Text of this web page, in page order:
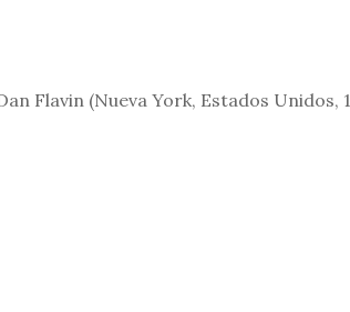
Flavin (Nueva York, Estados Unidos,